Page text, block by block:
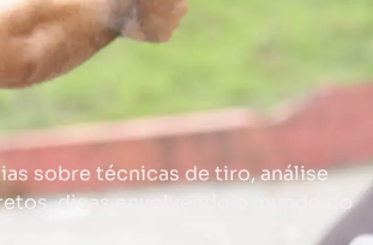
sobre técnicas de tiro, análise
dicas envolvendo o mundo do